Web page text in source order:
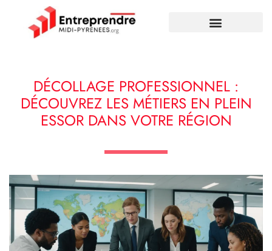
DÉCOLLAGE PROFESSIONNEL :
DÉCOUVREZ LES MÉTIERS EN PLEIN
ESSOR DANS VOTRE RÉGION